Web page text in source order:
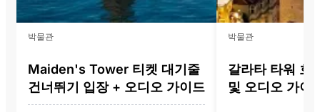
박물관
Maiden's Tower 티켓 대기줄
건너뛰기 입장 + 오디오 가이드
박물관
갈라타 타워 호
및 오디오 가이